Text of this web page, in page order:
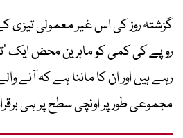
روپے کی کمی کو ماہرین محض ایک
رہے ہیں اور ان کا ماننا ہے کہ آنے
مجموعی طور پر اونچی سطح پر ہی